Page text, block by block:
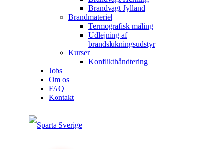
Brandvagt Jylland
Brandmateriel
Termografisk måling
Udlejning af
brandslukningsudstyr
Kurser
Konflikthåndtering
Jobs
Om os
FAQ
Kontakt